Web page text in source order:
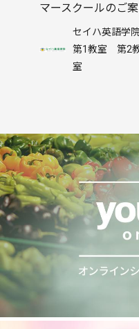
マースクールのご
セイハ英語学
第1教室 第2
室